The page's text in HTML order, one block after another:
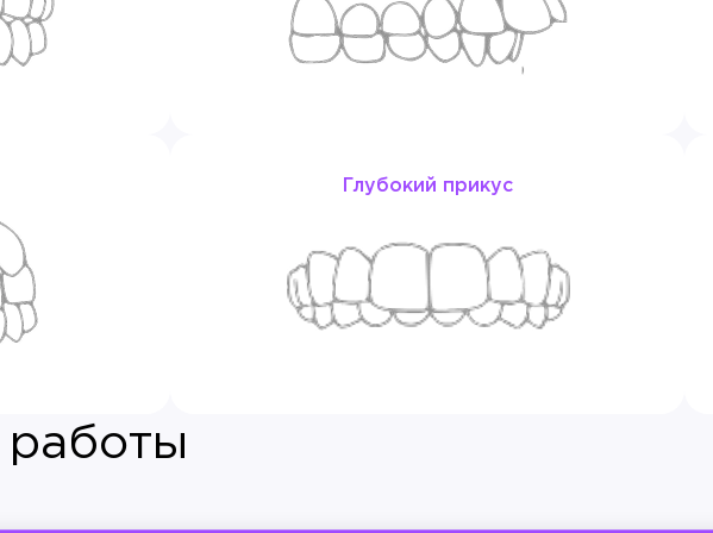
Министерства здравоохранения Российской Федерации, г.
начинающих ортодонтов, г.Москва;
ортодонтов, г. Москва;
система Damon-первые шаги к успешному лечению. Диагностика,
часа, С.В.Тихонов, г. Москва;
Ormco 2017г.», г. Москва;
системе «Invisalign. CourseI», Simon Beard, г. Москва;
возможности в ортодонтии с абсолютной опорой Vector Tas», С.А.
Глубокий прикус